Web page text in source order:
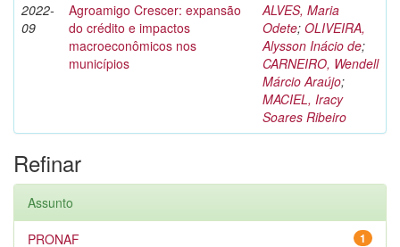
2022-
09
Agroamigo Crescer: expansão
do crédito e impactos
macroeconômicos nos
municípios
ALVES, Maria
Odete; OLIVEIRA,
Alysson Inácio de;
CARNEIRO, Wendell
Márcio Araújo;
MACIEL, Iracy
Soares Ribeiro
Refinar
Assunto
1
PRONAF